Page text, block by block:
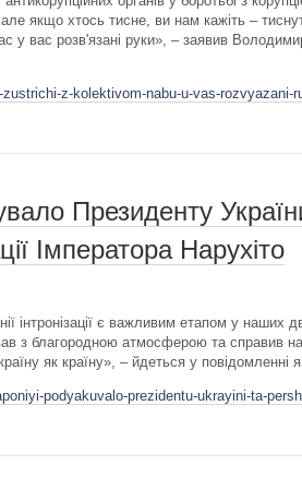
якщо хтось тисне, ви нам кажіть –
у вас розв'язані руки», – заявив
z-kolektivom-nabu-u-vas-rozvyazani-
Президенту
Імператора Нарухіто
інтронізації є важливим етапом у наших
з благородною атмосферою та справив
як країну», – йдеться у повідомленні
podyakuvalo-prezidentu-ukrayini-ta-